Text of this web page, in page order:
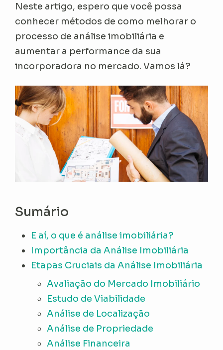
Neste artigo, espero que você possa
conhecer métodos de como melhorar o
processo de análise imobiliária e
aumentar a performance da sua
incorporadora no mercado. Vamos lá?
Sumário
E aí, o que é análise imobiliária?
Importância da Análise Imobiliária
Etapas Cruciais da Análise Imobiliária
Avaliação do Mercado Imobiliário
Estudo de Viabilidade
Análise de Localização
Análise de Propriedade
Análise Financeira